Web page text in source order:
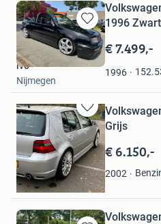
Bewaren
in
Mijn
Favorieten
1996 Zwart
€ 7.499,-
1996
lvo
Nijmegen
Bewaren
in
Mijn
Favorieten
Grijs
€ 6.150,-
2002
Tarik tas fernandez
Sliedrecht